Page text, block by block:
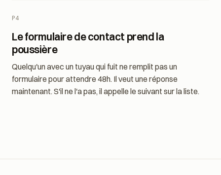
Le formulaire de contact prend la
poussière
Quelqu'un avec un tuyau qui fuit ne remplit pas un